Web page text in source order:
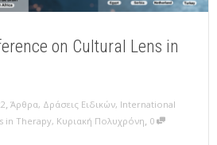
on Cultural Lens in
Άρθρα, Δράσεις Ειδικών, International
in Therapy, Κυριακή Πολυχρόνη 0